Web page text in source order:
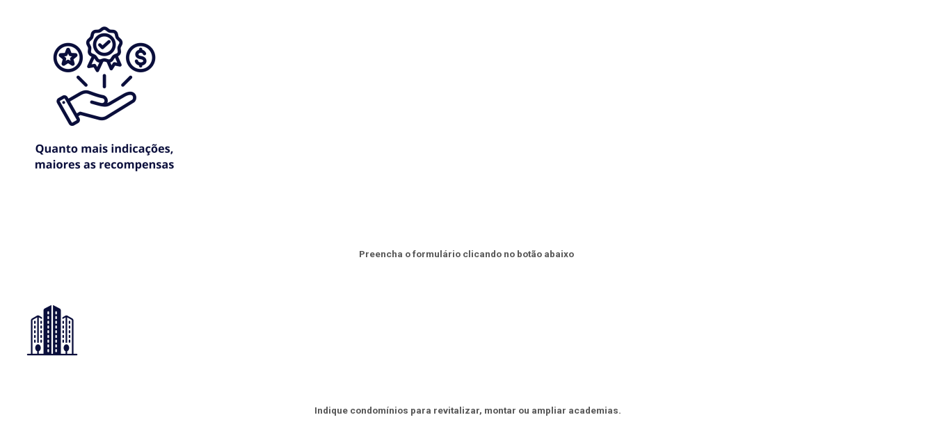
Preencha o formulário clicando no botão abaixo
Indique condomínios para revitalizar, montar ou ampliar academias.